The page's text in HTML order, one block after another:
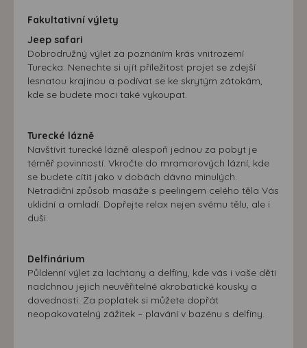
Fakultativní výlety
Jeep safari
Dobrodružný výlet za poznáním krás vnitrozemí
Turecka. Nenechte si ujít příležitost projet se zdejší
lesnatou krajinou a podívat se ke skrytým zátokám,
kde se budete moci také vykoupat.
Turecké lázně
Navštívit turecké lázně alespoň jednou za pobyt je
téměř povinností. Vkročte do mramorových lázní, kde
se budete cítit jako v dobách dávno minulých.
Netradiční způsob masáže s peelingem celého těla Vás
uklidní a omladí. Dopřejte relax nejen svému tělu, ale i
duši.
Delfinárium
Půldenní výlet za lachtany a delfíny, kde vás i vaše děti
nadchnou jejich neuvěřitelné akrobatické kousky a
dovednosti. Za poplatek si můžete dopřát
neopakovatelný zážitek – plavání v bazénu s delfíny.